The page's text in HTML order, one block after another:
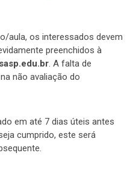
aula, os interessados devem
preenchidos à
. A falta de
não avaliação do
em até 7 dias úteis antes
cumprido, este será